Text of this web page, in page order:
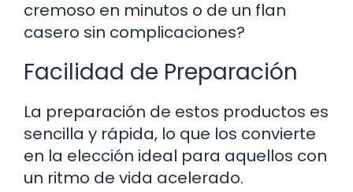
cremoso en minutos o de un flan
casero sin complicaciones?
Facilidad de Preparación
La preparación de estos productos es
sencilla y rápida, lo que los convierte
en la elección ideal para aquellos con
un ritmo de vida acelerado.